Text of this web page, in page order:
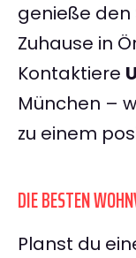
genieße
Zuhause in
Kontaktiere
München –
zu einem
DIE BESTEN
Planst du